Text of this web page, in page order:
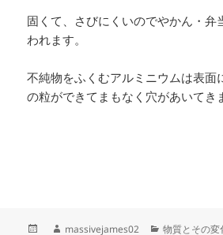
固くて、さびにくいのでやかん・弁
われます。
不純物をふくむアルミニウムは表面
の粒ができてまもなく穴があいてき
作
massivejames02 カ
物質とその変